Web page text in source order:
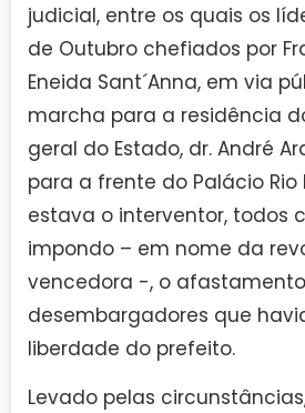
judicial, entre os quais os
de Outubro chefiados por
Eneida Sant´Anna, em via
marcha para a residência
geral do Estado, dr. André
para a frente do Palácio Rio
estava o interventor, todos
impondo – em nome da
vencedora -, o
desembargadores que
liberdade do prefeito.
Levado pelas